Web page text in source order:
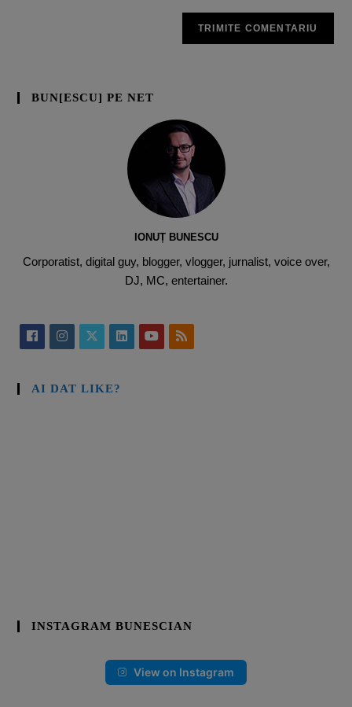
BUN[ESCU] PE NET
IONUȚ BUNESCU
Corporatist, digital guy, blogger, vlogger, jurnalist, voice over,
DJ, MC, entertainer.
AI DAT LIKE?
INSTAGRAM BUNESCIAN
View on Instagram